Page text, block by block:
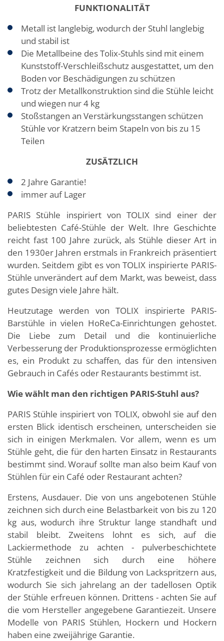
FUNKTIONALITÄT
Metall ist langlebig, wodurch der Stuhl langlebig
und stabil ist
Die Metallbeine des Tolix-Stuhls sind mit einem
Kunststoff-Verschleißschutz ausgestattet, um den
Boden vor Beschädigungen zu schützen
Trotz der Metallkonstruktion sind die Stühle leicht
und wiegen nur 4 kg
Stoßstangen an Verstärkungsstangen schützen
Stühle vor Kratzern beim Stapeln von bis zu 15
Teilen
ZUSÄTZLICH
2 Jahre Garantie!
immer auf Lager
PARIS Stühle inspiriert von TOLIX sind einer der
beliebtesten Café-Stühle der Welt. Ihre Geschichte
reicht fast 100 Jahre zurück, als Stühle dieser Art in
den 1930er Jahren erstmals in Frankreich präsentiert
wurden. Seitdem gibt es von TOLIX inspirierte PARIS-
Stühle unverändert auf dem Markt, was beweist, dass
gutes Design viele Jahre hält.
Heutzutage werden von TOLIX inspirierte PARIS-
Barstühle in vielen HoReCa-Einrichtungen gehostet.
Die Liebe zum Detail und die kontinuierliche
Verbesserung der Produktionsprozesse ermöglichten
es, ein Produkt zu schaffen, das für den intensiven
Gebrauch in Cafés oder Restaurants bestimmt ist.
Wie wählt man den richtigen PARIS-Stuhl aus?
PARIS Stühle inspiriert von TOLIX, obwohl sie auf den
ersten Blick identisch erscheinen, unterscheiden sie
sich in einigen Merkmalen. Vor allem, wenn es um
Stühle geht, die für den harten Einsatz in Restaurants
bestimmt sind. Worauf sollte man also beim Kauf von
Stühlen für ein Café oder Restaurant achten?
Erstens, Ausdauer. Die von uns angebotenen Stühle
zeichnen sich durch eine Belastbarkeit von bis zu 120
kg aus, wodurch ihre Struktur lange standhaft und
stabil bleibt. Zweitens lohnt es sich, auf die
Lackiermethode zu achten - pulverbeschichtete
Stühle zeichnen sich durch eine höhere
Kratzfestigkeit und die Bildung von Lackspritzern aus,
wodurch Sie sich jahrelang an der tadellosen Optik
der Stühle erfreuen können. Drittens - achten Sie auf
die vom Hersteller angegebene Garantiezeit. Unsere
Modelle von PARIS Stühlen, Hockern und Hockern
haben eine zweijährige Garantie.